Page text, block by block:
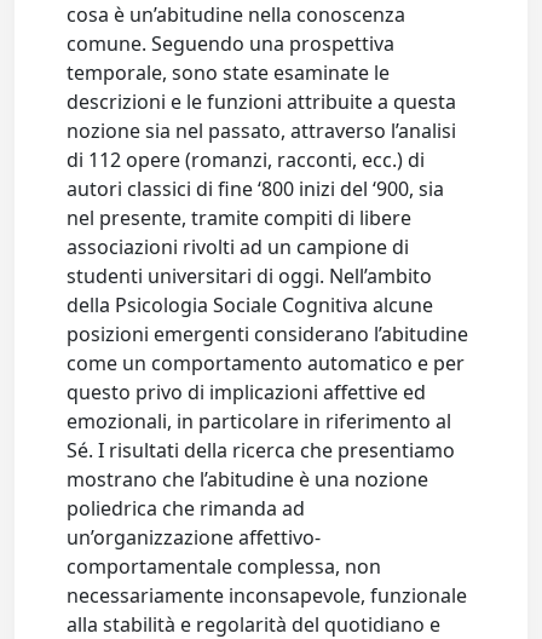
cosa è un’abitudine nella conoscenza
comune. Seguendo una prospettiva
temporale, sono state esaminate le
descrizioni e le funzioni attribuite a questa
nozione sia nel passato, attraverso l’analisi
di 112 opere (romanzi, racconti, ecc.) di
autori classici di fine ‘800 inizi del ‘900, sia
nel presente, tramite compiti di libere
associazioni rivolti ad un campione di
studenti universitari di oggi. Nell’ambito
della Psicologia Sociale Cognitiva alcune
posizioni emergenti considerano l’abitudine
come un comportamento automatico e per
questo privo di implicazioni affettive ed
emozionali, in particolare in riferimento al
Sé. I risultati della ricerca che presentiamo
mostrano che l’abitudine è una nozione
poliedrica che rimanda ad
un’organizzazione affettivo-
comportamentale complessa, non
necessariamente inconsapevole, funzionale
alla stabilità e regolarità del quotidiano e